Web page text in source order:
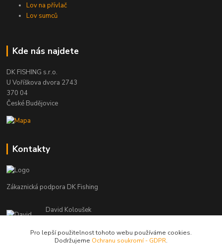
Lov na přívlač
Lov sumců
Kde nás najdete
DK FISHING s.r.o.
U Voříškova dvora 2743
370 04
České Budějovice
Kontakty
Zákaznická podpora DK Fishing
David Koloušek
(Po-Pá, 7-18 hod.)
Pro lepší použitelnost tohoto webu používáme cookies.
Dodržujeme Ochranu soukromí - GDPR.